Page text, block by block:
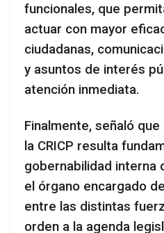
funcionales, que
actuar con mayor
ciudadanas,
y asuntos de interés
atención inmediata.
Finalmente, señaló
la CRICP resulta
gobernabilidad interna
el órgano encargado
entre las distintas
orden a la agenda